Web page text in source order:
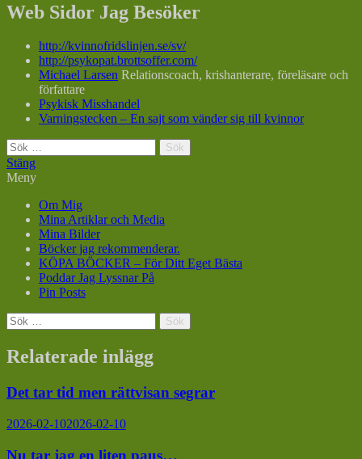
Web Sidor Jag Besöker
http://kvinnofridslinjen.se/sv/
http://psykopat.brottsoffer.com/
Michael Larsen Relationscoach, krishanterare, föreläsare och
författare
Psykisk Misshandel
Varningstecken – En sajt som vänder sig till kvinnor
Sök
efter:
Stäng
Meny
Om Mig
Mina Artiklar och Media
Mina Bilder
Böcker jag rekommenderar.
KÖPA BÖCKER – För Ditt Eget Bästa
Poddar Jag Lyssnar På
Pin Posts
Sök
efter:
Relaterade inlägg
Det tar tid men rättvisan segrar
2026-02-102026-02-10
Nu tar jag en liten paus…